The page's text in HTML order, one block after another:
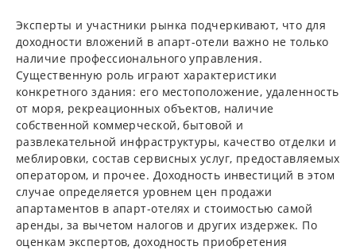
Эксперты и участники рынка подчеркивают, что для
доходности вложений в апарт-отели важно не только
наличие профессионального управления.
Существенную роль играют характеристики
конкретного здания: его местоположение, удаленность
от моря, рекреационных объектов, наличие
собственной коммерческой, бытовой и
развлекательной инфраструктуры, качество отделки и
меблировки, состав сервисных услуг, предоставляемых
оператором, и прочее. Доходность инвестиций в этом
случае определяется уровнем цен продажи
апартаментов в апарт-отелях и стоимостью самой
аренды, за вычетом налогов и других издержек. По
оценкам экспертов, доходность приобретения